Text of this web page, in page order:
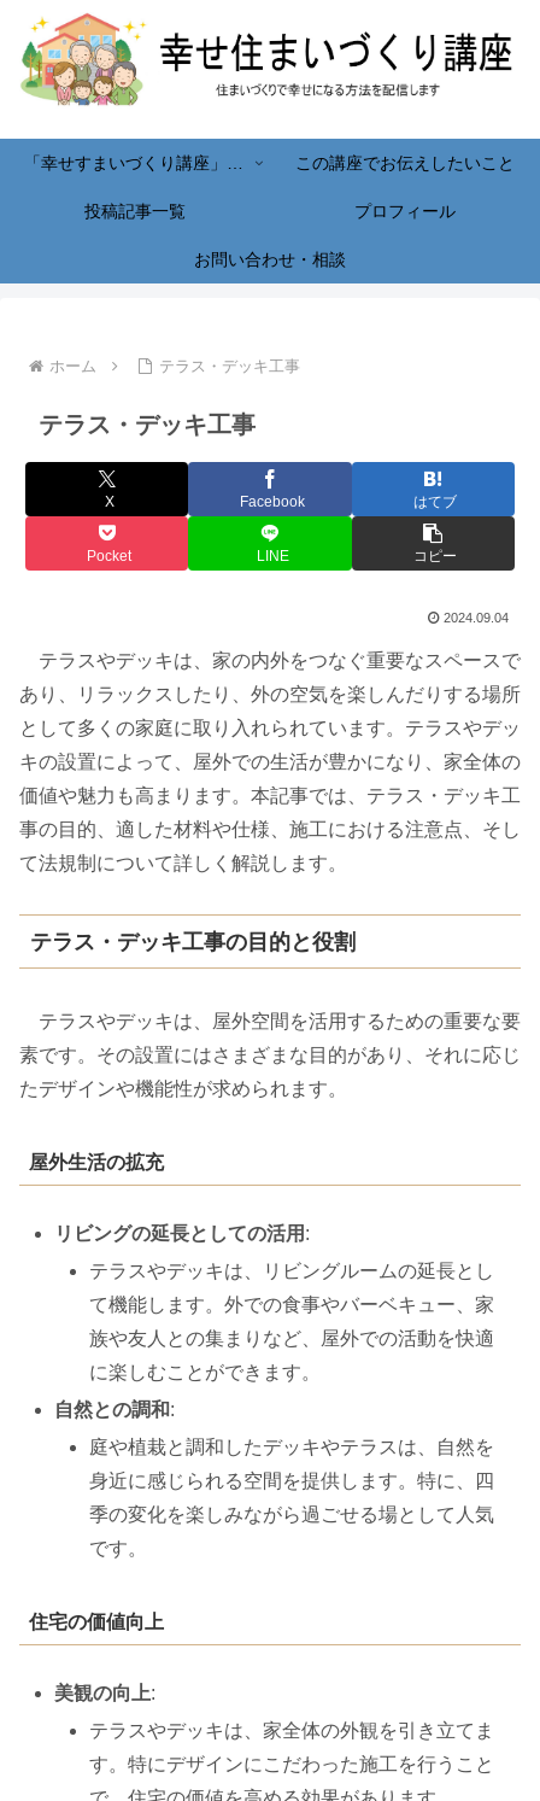
この講座でお伝えしたいこと
投稿記事一覧 プロフィール
お問い合わせ・相談
ホーム テラス・デッキ工事
テラス・デッキ工事
X Facebook はてブ
Pocket LINE コピー
2024.09.04
テラスやデッキは、家の内外をつなぐ重要なスペースで
あり、リラックスしたり、外の空気を楽しんだりする場所
として多くの家庭に取り入れられています。テラスやデッ
キの設置によって、屋外での生活が豊かになり、家全体の
価値や魅力も高まります。本記事では、テラス・デッキ工
事の目的、適した材料や仕様、施工における注意点、そし
て法規制について詳しく解説します。
テラス・デッキ工事の目的と役割
テラスやデッキは、屋外空間を活用するための重要な要
素です。その設置にはさまざまな目的があり、それに応じ
たデザインや機能性が求められます。
屋外生活の拡充
リビングの延長としての活用 :
テラスやデッキは、リビングルームの延長とし
て機能します。外での食事やバーベキュー、家
族や友人との集まりなど、屋外での活動を快適
に楽しむことができます。
自然との調和:
庭や植栽と調和したデッキやテラスは、自然を
身近に感じられる空間を提供します。特に、四
季の変化を楽しみながら過ごせる場として人気
です。
住宅の価値向上
美観の向上:
テラスやデッキは、家全体の外観を引き立てま
す。特にデザインにこだわった施工を行うこと